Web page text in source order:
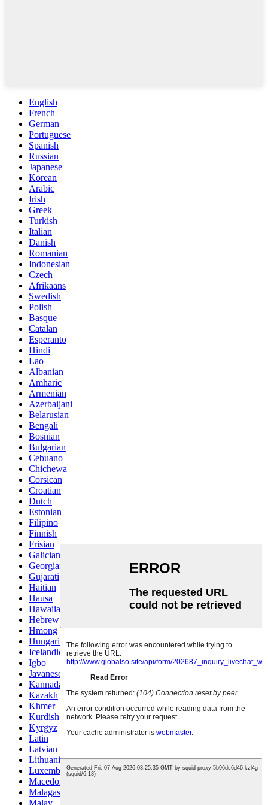
English
French
German
Portuguese
Spanish
Russian
Japanese
Korean
Arabic
Irish
Greek
Turkish
Italian
Danish
Romanian
Indonesian
Czech
Afrikaans
Swedish
Polish
Basque
Catalan
Esperanto
Hindi
Lao
Albanian
Amharic
Armenian
Azerbaijani
Belarusian
Bengali
Bosnian
Bulgarian
Cebuano
Chichewa
Corsican
Croatian
Dutch
Estonian
Filipino
Finnish
Frisian
Galician
Georgian
Gujarati
Haitian
Hausa
Hawaiian
Hebrew
Hmong
Hungarian
Icelandic
Igbo
Javanese
Kannada
Kazakh
Khmer
Kurdish
Kyrgyz
Latin
Latvian
Lithuanian
Luxembou..
Macedonian
Malagasy
Malay